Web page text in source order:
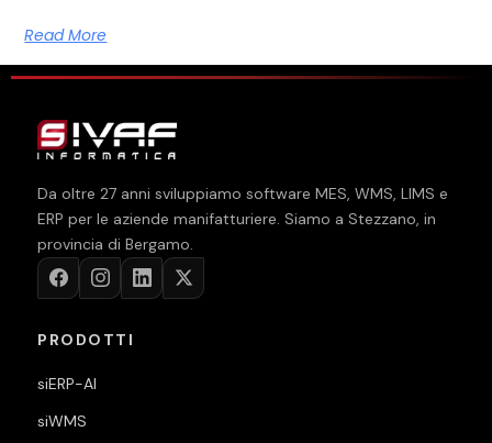
Read More
Da oltre 27 anni sviluppiamo software MES, WMS, LIMS e
ERP per le aziende manifatturiere. Siamo a Stezzano, in
provincia di Bergamo.
PRODOTTI
siERP-AI
siWMS